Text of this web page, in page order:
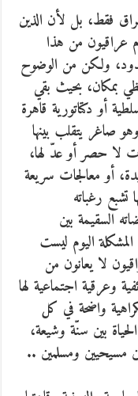
فقط، بل لأن الذين
عراقيون من هذا
ولكن من الوضوح
بمكان، بحيث بقي
أو دكتاتورية قاهرة
صاغر يتقلب بينها
لا حصر أو عدّ لها،
أو معالجات سريعة
تشبع رغباته
السقيمة بين
اليوم ليست
لا يعانون من
وعرقية اجتماعية لها
واضحة في كل
بين سنّة وشيعة،
مسيحيين ومسلمين ..